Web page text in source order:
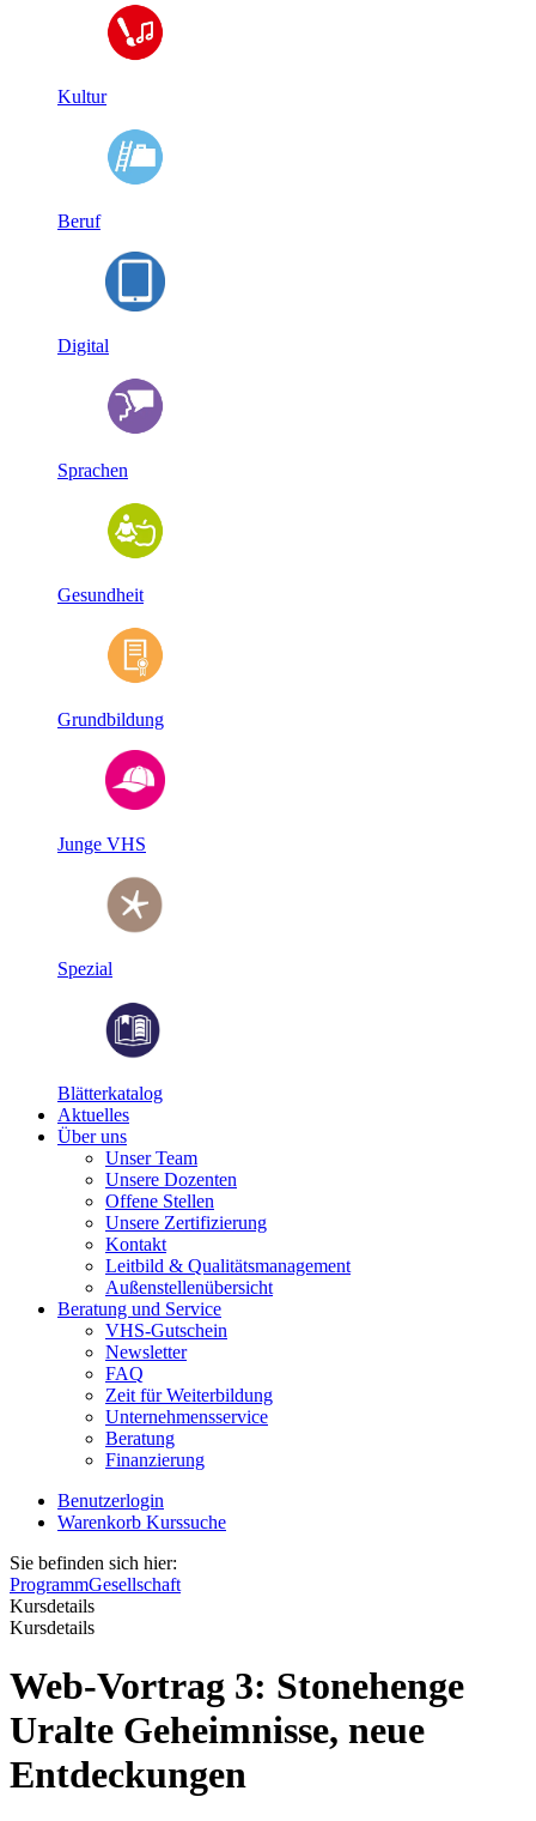
Kultur
Beruf
Digital
Sprachen
Gesundheit
Grundbildung
Junge VHS
Spezial
Blätterkatalog
Aktuelles
Über uns
Unser Team
Unsere Dozenten
Offene Stellen
Unsere Zertifizierung
Kontakt
Leitbild & Qualitätsmanagement
Außenstellenübersicht
Beratung und Service
VHS-Gutschein
Newsletter
FAQ
Zeit für Weiterbildung
Unternehmensservice
Beratung
Finanzierung
Benutzerlogin
Warenkorb Kurssuche
Sie befinden sich hier:
ProgrammGesellschaft
Kursdetails
Kursdetails
Web-Vortrag 3: Stonehenge
Uralte Geheimnisse, neue
Entdeckungen